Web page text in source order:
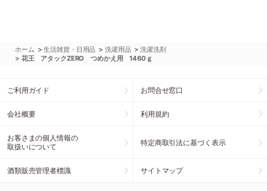
ホーム >生活雑貨・日用品 >洗濯用品 >洗濯洗剤
> 花王 アタックZERO つめかえ用 1460ｇ
ご利用ガイド お問合せ窓口
会社概要 利用規約
お客さまの個人情報の
取扱いについて
特定商取引法に基づく表示
酒類販売管理者標識 サイトマップ